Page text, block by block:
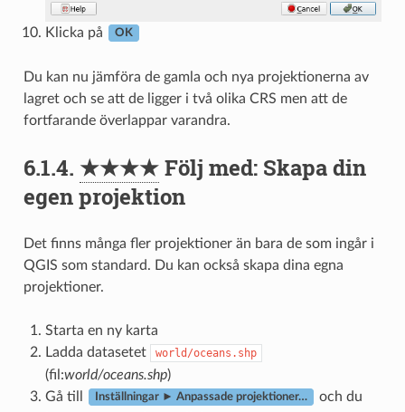
Klicka på OK
Du kan nu jämföra de gamla och nya projektionerna av
lagret och se att de ligger i två olika CRS men att de
fortfarande överlappar varandra.
6.1.4. ★★★★Följ med: Skapa din
egen projektion
Det finns många fler projektioner än bara de som ingår i
QGIS som standard. Du kan också skapa dina egna
projektioner.
Starta en ny karta
Ladda datasetet
world/oceans.shp
(fil:world/oceans.shp)
Gå till
Inställningar ► Anpassade projektioner…
och du